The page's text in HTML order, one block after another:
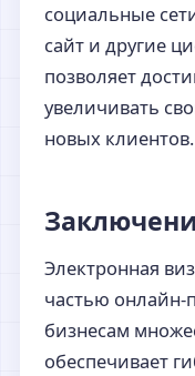
социальные
сайт и другие
позволяет
увеличивать
новых клиентов.
Электронная
частью онлайн-
бизнесам
обеспечивает